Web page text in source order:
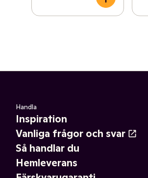
Handla
Inspiration
Vanliga frågor och svar
Så handlar du
Hemleverans